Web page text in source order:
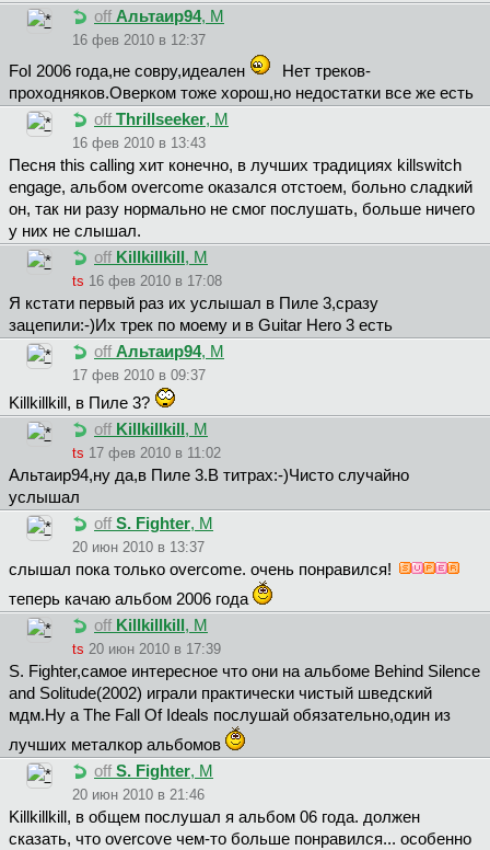
off Aльтaиp94, М
16 фев 2010 в 12:37
FoI 2006 года,не совру,идеален
Нет треков-
проxодняков.Оверком тоже xорош,но недостатки все же есть
off Thrillseeker, М
16 фев 2010 в 13:43
Песня this calling хит конечно, в лучших традициях killswitch
engage, альбом overcome оказался отстоем, больно сладкий
он, так ни разу нормально не смог послушать, больше ничего
у них не слышал.
off Killkillkill , М
ts 16 фев 2010 в 17:08
Я кстати первый раз их услышал в Пиле 3,сразу
зацепили:-)Их трек по моему и в Guitar Hero 3 есть
off Aльтaиp94, М
17 фев 2010 в 09:37
Killkillkill, в Пиле 3?
off Killkillkill , М
ts 17 фев 2010 в 11:02
Aльтaиp94,ну да,в Пиле 3.В титрах:-)Чисто случайно
услышал
off S. Fighter, М
20 июн 2010 в 13:37
слышал пока только overcome. очень понравился!
теперь качаю альбом 2006 года
off Killkillkill , М
ts 20 июн 2010 в 17:39
S. Fighter,самое интересное что они на альбоме Behind Silence
and Solitude(2002) играли практически чистый шведский
мдм.Ну а The Fall Of Ideals послушай обязательно,один из
лучших металкор альбомов
off S. Fighter, М
20 июн 2010 в 21:46
Killkillkill, в общем послушал я альбом 06 года. должен
сказать, что overcove чем-то больше понравился... особенно